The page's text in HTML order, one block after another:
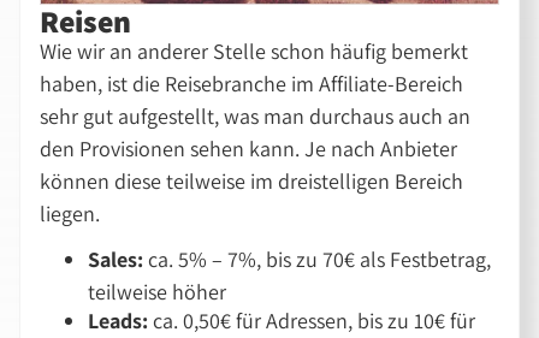
Reisen
Wie wir an anderer Stelle schon häufig bemerkt
haben, ist die Reisebranche im Affiliate-Bereich
sehr gut aufgestellt, was man durchaus auch an
den Provisionen sehen kann. Je nach Anbieter
können diese teilweise im dreistelligen Bereich
liegen.
Sales: ca. 5% – 7%, bis zu 70€ als Festbetrag,
teilweise höher
Leads: ca. 0,50€ für Adressen, bis zu 10€ für